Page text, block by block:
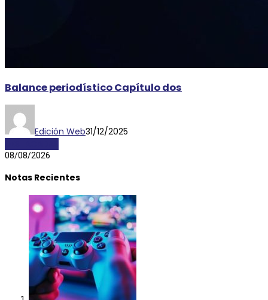
Balance periodístico Capítulo dos
Edición Web31/12/2025
08/08/2026
Notas Recientes